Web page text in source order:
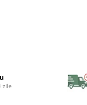
zile